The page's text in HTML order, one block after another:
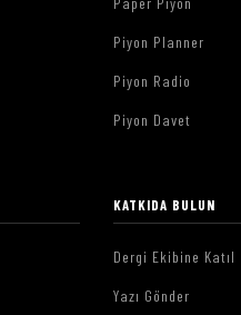
Piyon Planner
Piyon Radio
Piyon Davet
KATKIDA BULUN
Dergi Ekibine Katıl
Yazı Gönder